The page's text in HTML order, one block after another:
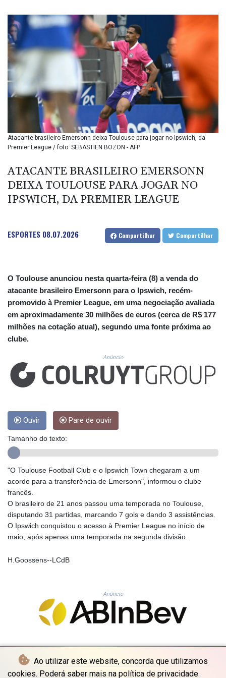
Ao utilizar este website, concorda que utilizamos
cookies. Poderá saber mais na política de privacidade.
BMD 1.155508
BND 1.480518
BOB 13.732063
BRL 5.903186
BSD 1.155368
BTN 109.941469
BWP 15.595008
BYN 3.440344
BYR 22647.956716
BZD 2.323635
CAD 1.610853
CDF 2611.447728
CHF 0.933883
CLP 1057.407289
CNY 7.798581
CNH 7.792526
COP 3654.814015
CUC 1.155508
CUP 30.620962
DKK 7.475778
DOP 67.445728
DZD 153.610645
EGP 57.528581
ERN 17.33262
FKP 0.858821
GBP 0.856712
GEL 3.021621
GMD 85.507793
GTQ 8.815354
HKD 9.065451
HNL 30.967502
HTG 151.068808
HUF 362.95604
IDR 20561.109276
ILS 3.46635
1588650.168343
ISK 142.60075
JEP 0.858821
JPY 182.481304
KES 149.476942
KGS 101.049317
Atacante brasileiro Emersonn deixa Toulouse para jogar no Ipswich, da
Premier League / foto: SEBASTIEN BOZON - AFP
ATACANTE BRASILEIRO EMERSONN
DEIXA TOULOUSE PARA JOGAR NO
IPSWICH, DA PREMIER LEAGUE
ESPORTES 08.07.2026 Compartilhar Compartilhar
O Toulouse anunciou nesta quarta-feira (8) a venda do
atacante brasileiro Emersonn para o Ipswich, recém-
promovido à Premier League, em uma negociação avaliada
em aproximadamente 30 milhões de euros (cerca de R$ 177
milhões na cotação atual), segundo uma fonte próxima ao
clube.
Anúncio
Ouvir Pare de ouvir
Tamanho do texto:
"O Toulouse Football Club e o Ipswich Town chegaram a um
acordo para a transferência de Emersonn", informou o clube
francês.
O brasileiro de 21 anos passou uma temporada no Toulouse,
disputando 31 partidas, marcando 7 gols e dando 3 assistências.
O Ipswich conquistou o acesso à Premier League no início de
maio, após apenas uma temporada na segunda divisão.
H.Goossens--LCdB
Anúncio
© La Quotidienne de Bruxelles - 2026 - Todos os direitos